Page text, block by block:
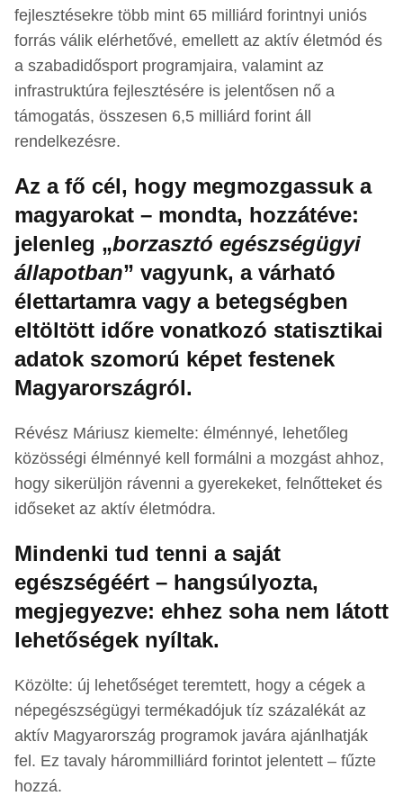
fejlesztésekre több mint 65 milliárd forintnyi uniós
forrás válik elérhetővé, emellett az aktív életmód és
a szabadidősport programjaira, valamint az
infrastruktúra fejlesztésére is jelentősen nő a
támogatás, összesen 6,5 milliárd forint áll
rendelkezésre.
Az a fő cél, hogy megmozgassuk a
magyarokat – mondta, hozzátéve:
jelenleg „borzasztó egészségügyi
állapotban” vagyunk, a várható
élettartamra vagy a betegségben
eltöltött időre vonatkozó statisztikai
adatok szomorú képet festenek
Magyarországról.
Révész Máriusz kiemelte: élménnyé, lehetőleg
közösségi élménnyé kell formálni a mozgást ahhoz,
hogy sikerüljön rávenni a gyerekeket, felnőtteket és
időseket az aktív életmódra.
Mindenki tud tenni a saját
egészségéért – hangsúlyozta,
megjegyezve: ehhez soha nem látott
lehetőségek nyíltak.
Közölte: új lehetőséget teremtett, hogy a cégek a
népegészségügyi termékadójuk tíz százalékát az
aktív Magyarország programok javára ajánlhatják
fel. Ez tavaly hárommilliárd forintot jelentett – fűzte
hozzá.